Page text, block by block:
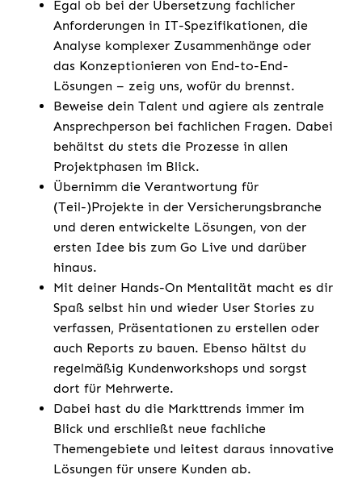
Egal ob bei der Übersetzung fachlicher
Anforderungen in IT-Spezifikationen, die
Analyse komplexer Zusammenhänge oder
das Konzeptionieren von End-to-End-
Lösungen – zeig uns, wofür du brennst.
Beweise dein Talent und agiere als zentrale
Ansprechperson bei fachlichen Fragen. Dabei
behältst du stets die Prozesse in allen
Projektphasen im Blick.
Übernimm die Verantwortung für
(Teil-)Projekte in der Versicherungsbranche
und deren entwickelte Lösungen, von der
ersten Idee bis zum Go Live und darüber
hinaus.
Mit deiner Hands-On Mentalität macht es dir
Spaß selbst hin und wieder User Stories zu
verfassen, Präsentationen zu erstellen oder
auch Reports zu bauen. Ebenso hältst du
regelmäßig Kundenworkshops und sorgst
dort für Mehrwerte.
Dabei hast du die Markttrends immer im
Blick und erschließt neue fachliche
Themengebiete und leitest daraus innovative
Lösungen für unsere Kunden ab.